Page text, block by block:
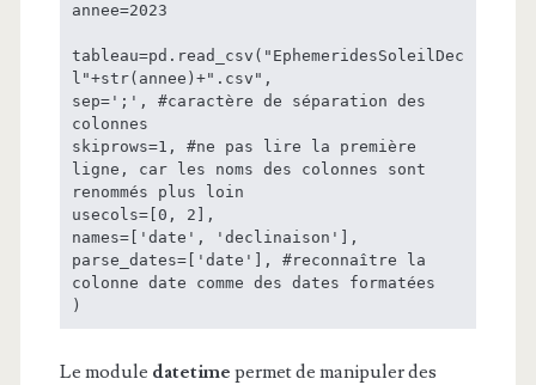
annee=2023
tableau=pd.read_csv("EphemeridesSoleilDec
l"+str(annee)+".csv",
sep=';', #caractère de séparation des
colonnes
skiprows=1, #ne pas lire la première
ligne, car les noms des colonnes sont
renommés plus loin
usecols=[0, 2],
names=['date', 'declinaison'],
parse_dates=['date'], #reconnaître la
colonne date comme des dates formatées
Le module datetime permet de manipuler des